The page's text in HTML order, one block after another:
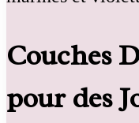
Couches
pour des